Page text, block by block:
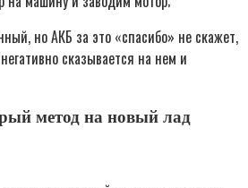
но АКБ за это «спасибо» не скажет,
сказывается на нем и
метод на новый лад